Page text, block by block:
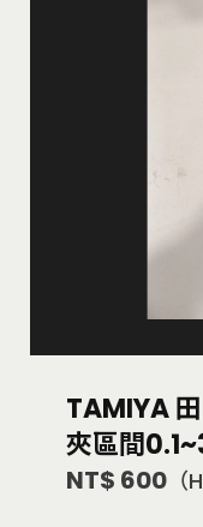
TAMIYA
夾區間
NT$ 600